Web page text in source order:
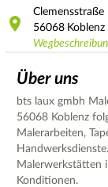
Clemensstraße
56068 Koblenz
Über uns
bts laux gmbh
56068 Koblenz
Malerarbeiten,
Malerwerkstätten
Konditionen.